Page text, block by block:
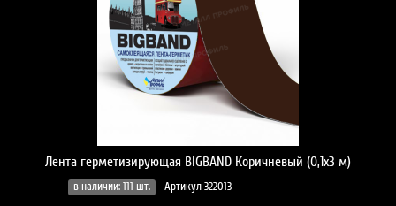
Лента герметизирующая BIGBAND Коричневый (0,1х3 м)
в наличии: 111 шт. Артикул 322013